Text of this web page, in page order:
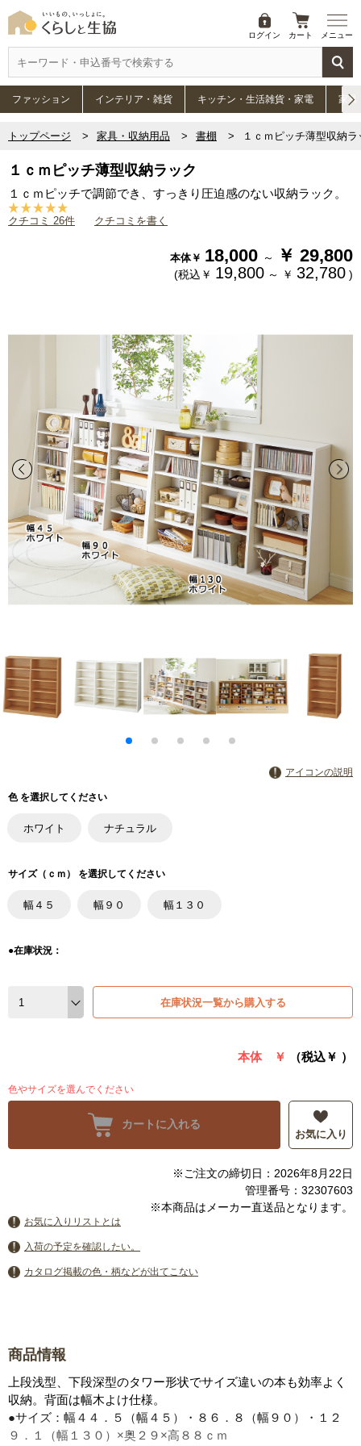
ログイン カート メニュー
ファッション インテリア・雑貨 キッチン・生活雑貨・家電 家具
トップページ 家具・収納用品 書棚 １ｃｍピッチ薄型収納ラ
１ｃｍピッチ薄型収納ラック
１ｃｍピッチで調節でき、すっきり圧迫感のない収納ラック。
クチコミ 26件 クチコミを書く
本体￥ 18,000 ～ ￥ 29,800
(税込￥ 19,800 ～ ￥ 32,780 )
アイコンの説明
色 を選択してください
ホワイト ナチュラル
サイズ（ｃｍ） を選択してください
幅４５ 幅９０ 幅１３０
●在庫状況：
在庫状況一覧から購入する
本体 ￥ （税込￥ ）
色やサイズを選んでください
カートに入れる
お気に入り
※ご注文の締切日：2026年8月22日
管理番号：32307603
※本商品はメーカー直送品となります。
お気に入りリストとは
入荷の予定を確認したい。
カタログ掲載の色・柄などが出てこない
商品情報
上段浅型、下段深型のタワー形状でサイズ違いの本も効率よく
収納。背面は幅木よけ仕様。
●サイズ：幅４４．５（幅４５）・８６．８（幅９０）・１２
９．１（幅１３０）×奥２９×高８８ｃｍ